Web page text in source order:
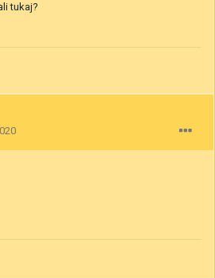
tukaj?